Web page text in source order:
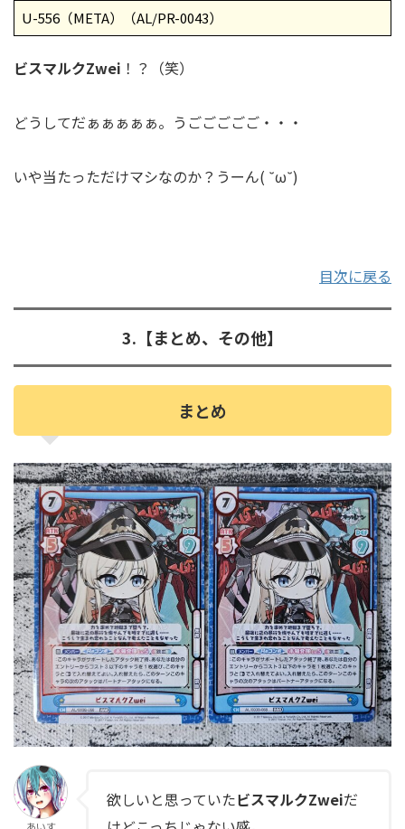
U-556（META）（AL/PR-0043）
ビスマルクZwei ！？（笑）
どうしてだぁぁぁぁぁ。うごごごごご・・・
いや当たっただけマシなのか？うーん( ˘ω˘)
目次に戻る
3.【まとめ、その他】
まとめ
あいす
欲しいと思っていたビスマルクZweiだ